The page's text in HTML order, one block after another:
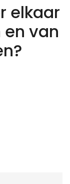
elkaar
van